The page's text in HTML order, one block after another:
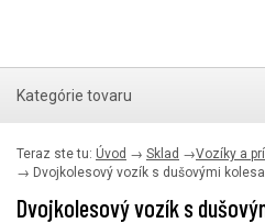
Kategórie tovaru
Teraz ste tu: Úvod → Sklad →Vozíky a
→ Dvojkolesový vozík s dušovými
Dvojkolesový vozík s